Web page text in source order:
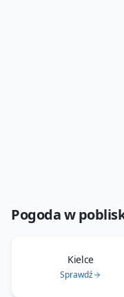
Pogoda w
Kielce
Sprawdź